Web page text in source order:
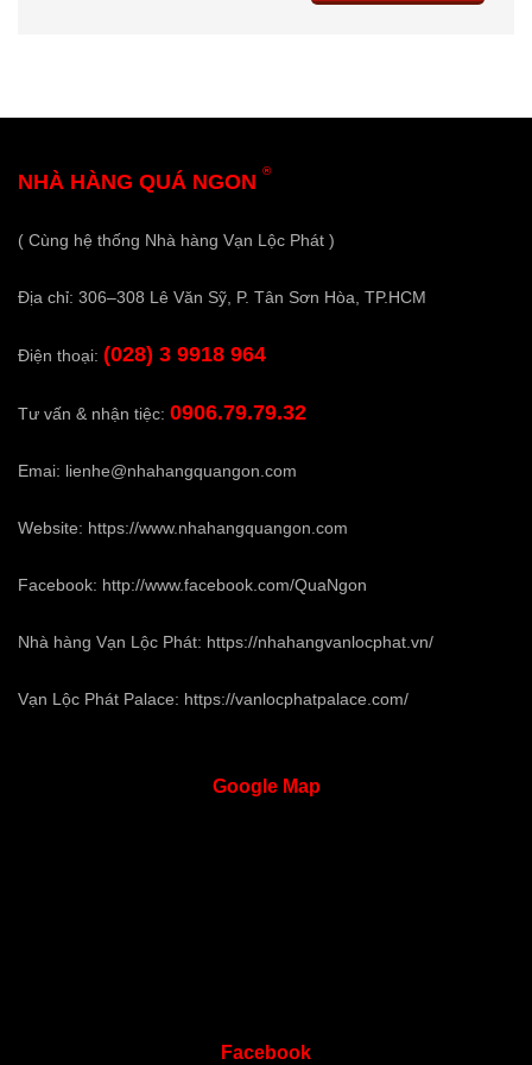
NHÀ HÀNG QUÁ NGON ®
( Cùng hệ thống Nhà hàng Vạn Lộc Phát )
Địa chỉ: 306–308 Lê Văn Sỹ, P. Tân Sơn Hòa, TP.HCM
Điện thoại: (028) 3 9918 964
Tư vấn & nhận tiệc: 0906.79.79.32
Emai: lienhe@nhahangquangon.com
Website: https://www.nhahangquangon.com
Facebook: http://www.facebook.com/QuaNgon
Nhà hàng Vạn Lộc Phát: https://nhahangvanlocphat.vn/
Vạn Lộc Phát Palace: https://vanlocphatpalace.com/
GoogleMap
Facebook